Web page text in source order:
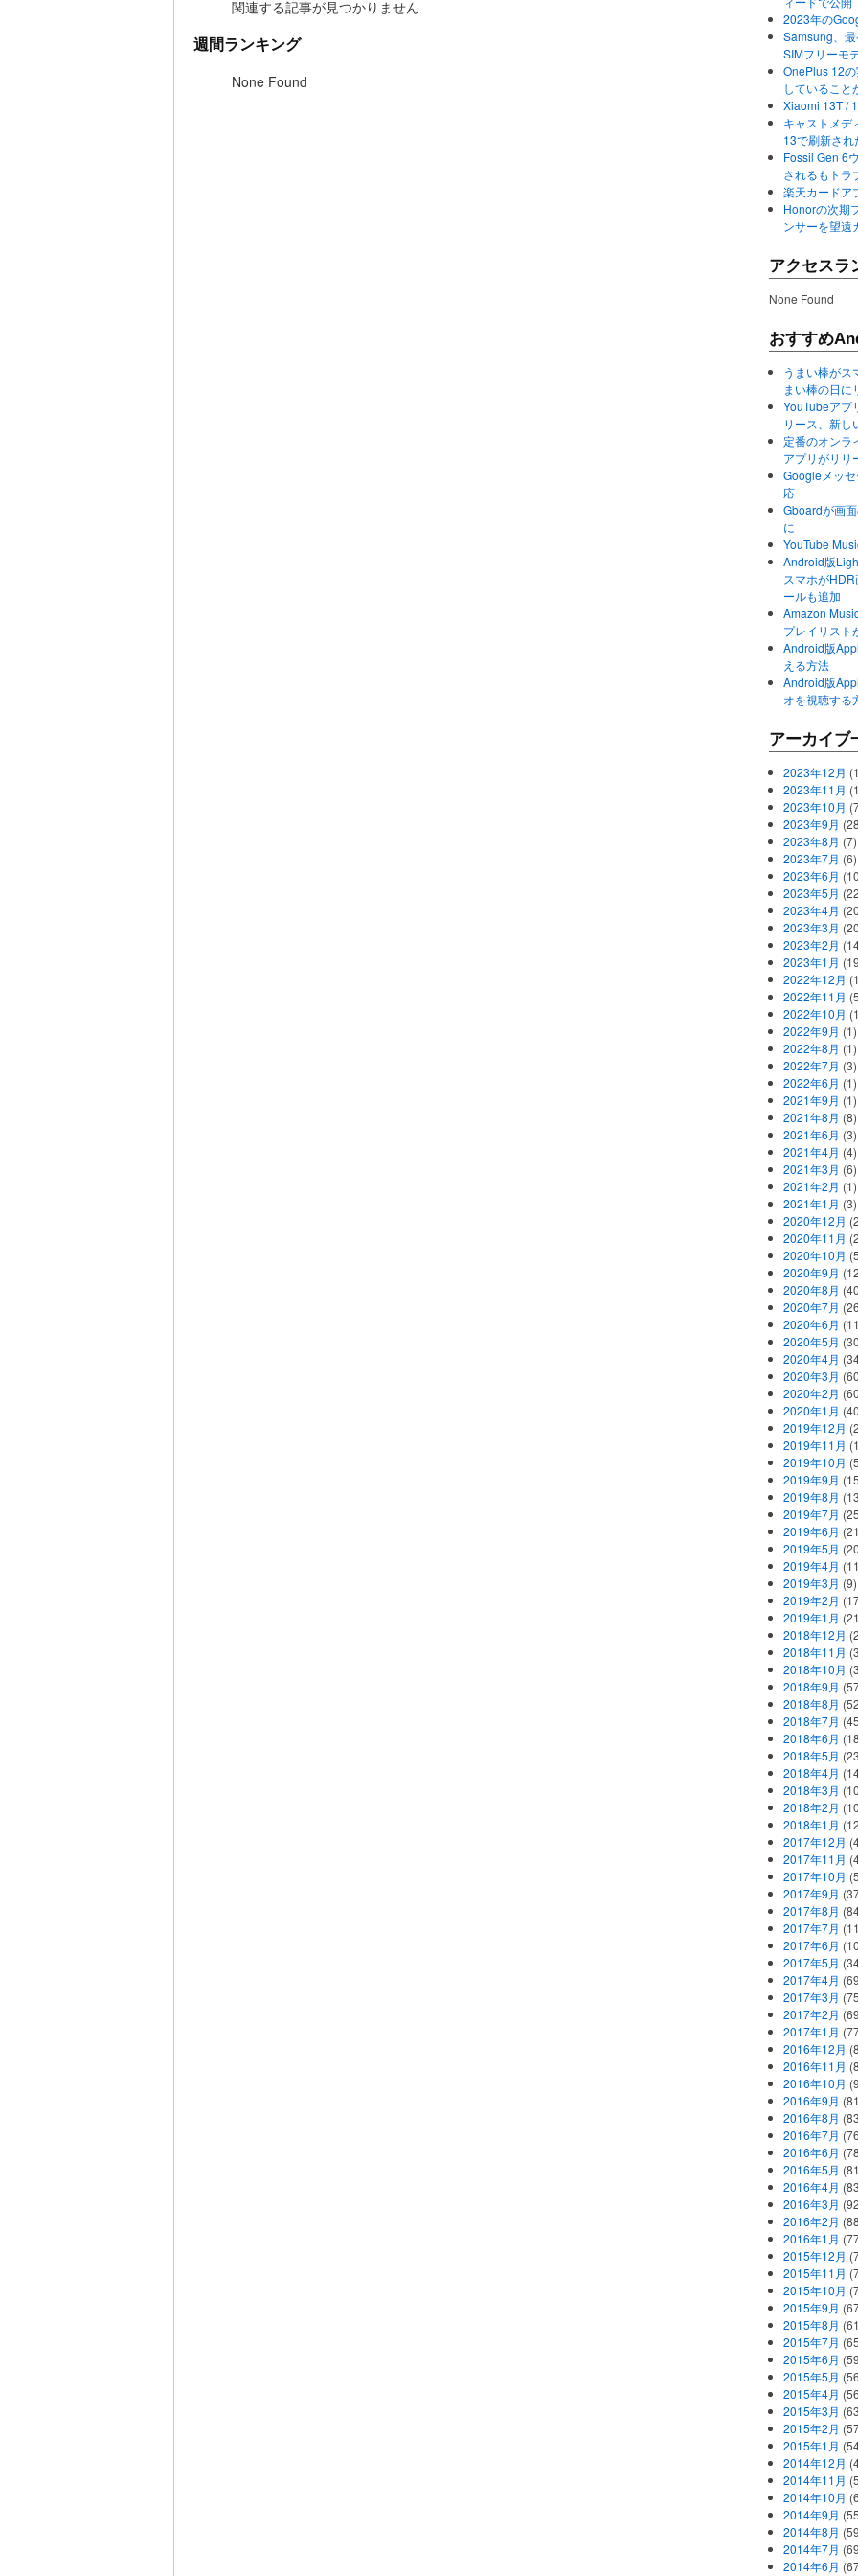
関連する記事が見つかりません
週間ランキング
None Found
2023年の
Samsung、
SIMフリーモ
OnePlus 12
していること
Xiaomi 13T /
キャストメデ
13で刷新さ
Fossil Gen 6
されるもトラ
楽天カードア
Honorの次期
ンサーを望遠
アクセスラ
None Found
おすすめ
うまい棒がス
まい棒の日に
YouTubeアプ
リース、新し
定番のオンラ
アプリがリリ
Googleメッ
応
Gboardが画
に
YouTube
Android版
スマホが
ールも追加
Amazon
プレイリスト
Android版
える方法
Android版
オを視聴する
アーカイブ
2023年12月
2023年11月
2023年10月
2023年9月
2023年8月 (7)
2023年7月 (6)
2023年6月
2023年5月
2023年4月
2023年3月
2023年2月
2023年1月
2022年12月
2022年11月
2022年10月
2022年9月 (1)
2022年8月 (1)
2022年7月 (3)
2022年6月 (1)
2021年9月 (1)
2021年8月 (8)
2021年6月 (3)
2021年4月 (4)
2021年3月 (6)
2021年2月 (1)
2021年1月 (3)
2020年12月
2020年11月
2020年10月
2020年9月
2020年8月
2020年7月
2020年6月
2020年5月
2020年4月
2020年3月
2020年2月
2020年1月
2019年12月
2019年11月
2019年10月
2019年9月
2019年8月
2019年7月
2019年6月
2019年5月
2019年4月
2019年3月 (9)
2019年2月
2019年1月
2018年12月
2018年11月
2018年10月
2018年9月
2018年8月
2018年7月
2018年6月
2018年5月
2018年4月
2018年3月
2018年2月
2018年1月
2017年12月
2017年11月
2017年10月
2017年9月
2017年8月
2017年7月
2017年6月
2017年5月
2017年4月
2017年3月
2017年2月
2017年1月
2016年12月
2016年11月
2016年10月
2016年9月
2016年8月
2016年7月
2016年6月
2016年5月
2016年4月
2016年3月
2016年2月
2016年1月
2015年12月
2015年11月
2015年10月
2015年9月
2015年8月
2015年7月
2015年6月
2015年5月
2015年4月
2015年3月
2015年2月
2015年1月
2014年12月
2014年11月
2014年10月
2014年9月
2014年8月
2014年7月
2014年6月